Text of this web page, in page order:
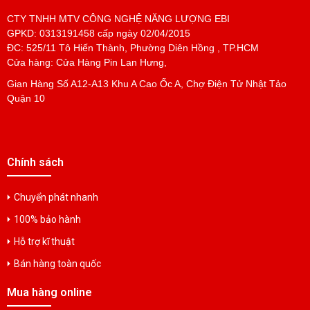
PIN MÁY QUẸT THẼ 5V
Liên hệ
PIN 12SC3500 14.4V3500MAH
CTY TNHH MTV CÔNG NGHỆ NĂNG LƯỢNG EBI
GPKD: 0313191458 cấp ngày 02/04/2015
ĐC: 525/11 Tô Hiến Thành, Phường Diên Hồng , TP.HCM
Cửa hàng: Cửa Hàng Pin Lan Hưng,
Gian Hàng Số A12-A13 Khu A Cao Ốc A, Chợ Điện Tử Nhật Tảo
Quận 10
Chính sách
Chuyển phát nhanh
100% bảo hành
Hỗ trợ kĩ thuật
Bán hàng toàn quốc
Mua hàng online